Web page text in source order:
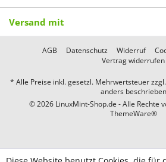
Versand mit
AGB Datenschutz Widerruf
Vertrag widerrufen
* Alle Preise inkl. gesetzl. Mehrwertsteuer zzgl.
anders beschrieben
© 2026 LinuxMint-Shop.de - Alle Rechte
ThemeWare®